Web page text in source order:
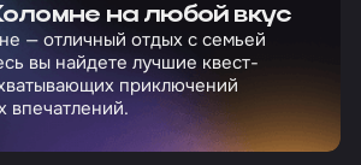
на любой вкус
— отличный отдых с семьей
вы найдете лучшие квест-
приключений
впечатлений.